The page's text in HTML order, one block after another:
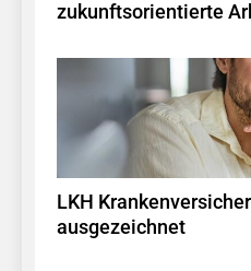
zukunftsorientierte
LKH
ausgezeichnet